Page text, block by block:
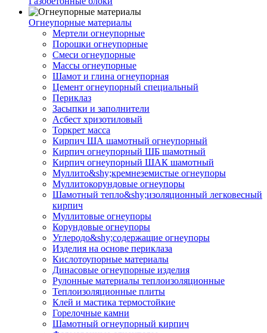
Огнеупорные материалы
Мертели огнеупорные
Порошки огнеупорные
Смеси огнеупорные
Массы огнеупорные
Шамот и глина огнеупорная
Цемент огнеупорный специальный
Периклаз
Засыпки и заполнители
Асбест хризотиловый
Торкрет масса
Кирпич ША шамотный огнеупорный
Кирпич огнеупорный ШБ шамотный
Кирпич огнеупорный ШАК шамотный
Муллито&shy;­кремнеземистые огнеупоры
Муллито­корундовые огнеупоры
Шамотный тепло&shy;изоляционный легковесный
кирпич
Муллитовые огнеупоры
Корундовые огнеупоры
Углеродо&shy;содержащие огнеупоры
Изделия на основе периклаза
Кислотоупорные материалы
Динасовые огнеупорные изделия
Рулонные материалы теплоизоляционные
Тепло­изоляционные плиты
Клей и мастика термостойкие
Горелочные камни
Шамотный огнеупорный кирпич